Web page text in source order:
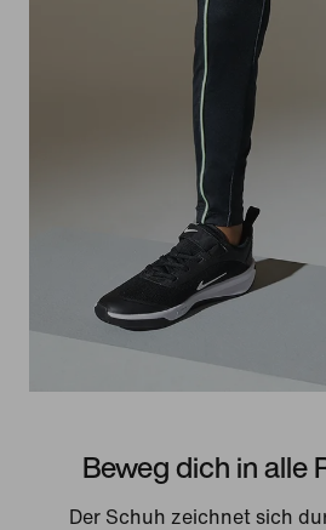
Beweg dich in alle
Der Schuh zeichnet sich